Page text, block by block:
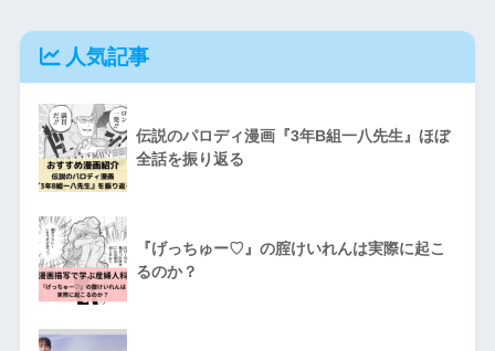
人気記事
伝説のパロディ漫画『3年B組一八先生』ほぼ
全話を振り返る
『げっちゅー♡』の腟けいれんは実際に起こ
るのか？